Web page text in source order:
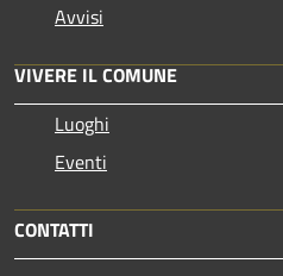
Avvisi
VIVERE IL COMUNE
Luoghi
Eventi
CONTATTI